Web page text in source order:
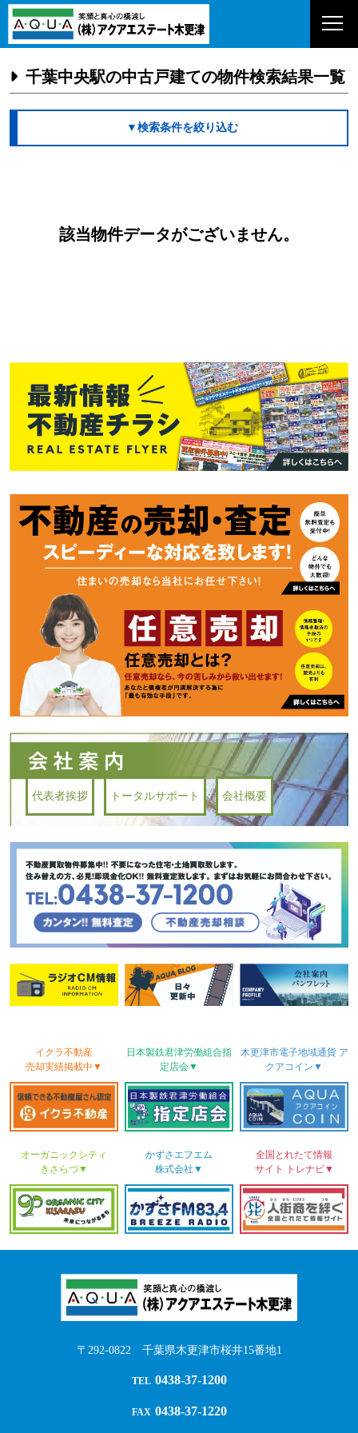
千葉中央駅の中古戸建ての物件検索結果一覧
▼検索条件を絞り込む
該当物件データがございません。
代表者挨拶 トータルサポート 会社概要
イクラ不動産
売却実績掲載中▼
日本製鉄君津労働組合指
定店会▼
木更津市電子地域通貨ア
クアコイン▼
オーガニックシティ
きさらづ▼
かずさ エフエム
株式会社▼
全国とれたて情報
サイト
トレナビ▼
〒292-0822 千葉県木更津市桜井15番地1
TEL 0438-37-1200
FAX 0438-37-1220